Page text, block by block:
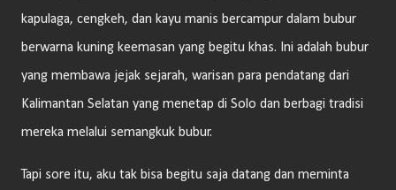
kapulaga, cengkeh, dan kayu manis bercampur dalam bubur
berwarna kuning keemasan yang begitu khas. Ini adalah bubur
yang membawa jejak sejarah, warisan para pendatang dari
Kalimantan Selatan yang menetap di Solo dan berbagi tradisi
mereka melalui semangkuk bubur.
Tapi sore itu, aku tak bisa begitu saja datang dan meminta